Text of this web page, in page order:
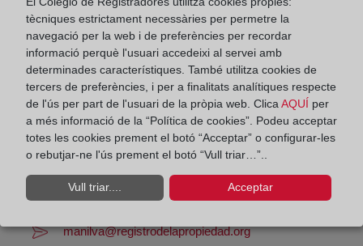
Dr. Álvarez Leyva, Edif.Pasaje, 29691
Horario:
De lunes a viernes de 09:00 a 17:00 horas
Agosto: De lunes a viernes de 09:00 a 14:00 horas
Los días 24 y 31 de diciembre de 09:00 a 14:00
horas
Datos de contacto:
(95) 289 20 00
manilva@registrodelapropiedad.org
tècniques estrictament necessàries per permetre la
navegació per la web i de preferències per recordar
informació perquè l'usuari accedeixi al servei amb
determinades característiques. També utilitza cookies de
tercers de preferències, i per a finalitats analítiques respecte
de l'ús per part de l'usuari de la pròpia web. Clica AQUÍ per
a més informació de la “Política de cookies”. Podeu acceptar
totes les cookies prement el botó “Acceptar” o configurar-les
o rebutjar-ne l'ús prement el botó “Vull triar…”..
Vull triar.... Acceptar